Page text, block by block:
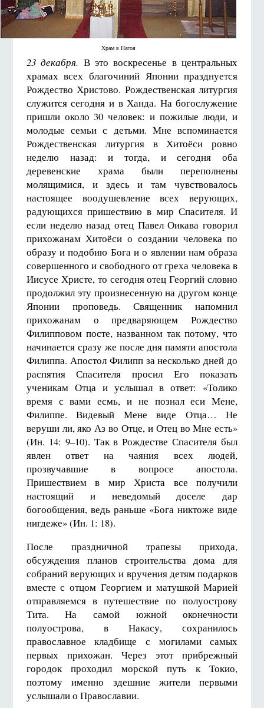
Храм в Нагоя
23 декабря. В это воскресенье в центральных
храмах всех благочиний Японии празднуется
Рождество Христово. Рождественская литургия
служится сегодня и в Ханда. На богослужение
пришли около 30 человек: и пожилые люди, и
молодые семьи с детьми. Мне вспоминается
Рождественская литургия в Хитоёси ровно
неделю назад: и тогда, и сегодня оба
деревенские храма были переполнены
молящимися, и здесь и там чувствовалось
настоящее воодушевление всех верующих,
радующихся пришествию в мир Спасителя. И
если неделю назад отец Павел Оикава говорил
прихожанам Хитоёси о создании человека по
образу и подобию Бога и о явлении нам образа
совершенного и свободного от греха человека в
Иисусе Христе, то сегодня отец Георгий словно
продолжил эту произнесенную на другом конце
Японии проповедь. Священник напомнил
прихожанам о предваряющем Рождество
Филипповом посте, названном так потому, что
начинается сразу же после дня памяти апостола
Филиппа. Апостол Филипп за несколько дней до
распятия Спасителя просил Его показать
ученикам Отца и услышал в ответ: «Толико
время с вами есмь, и не познал еси Мене,
Филиппе. Видевый Мене виде Отца… Не
веруши ли, яко Аз во Отце, и Отец во Мне есть»
(Ин. 14: 9–10). Так в Рождестве Спасителя был
явлен ответ на чаяния всех людей,
прозвучавшие в вопросе апостола.
Пришествием в мир Христа все получили
настоящий и неведомый доселе дар
богообщения, ведь раньше «Бога никтоже виде
нигдеже» (Ин. 1: 18).
После праздничной трапезы прихода,
обсуждения планов строительства дома для
собраний верующих и вручения детям подарков
вместе с отцом Георгием и матушкой Марией
отправляемся в путешествие по полуострову
Тита. На самой южной оконечности
полуострова, в Накасу, сохранилось
православное кладбище с могилами самых
первых прихожан. Через этот прибрежный
городок проходил морской путь к Токио,
поэтому именно здешние жители первыми
услышали о Православии.